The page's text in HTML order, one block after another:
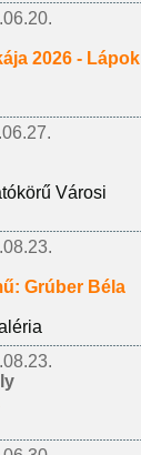
2026 - Lápok
Városi
Grúber Béla